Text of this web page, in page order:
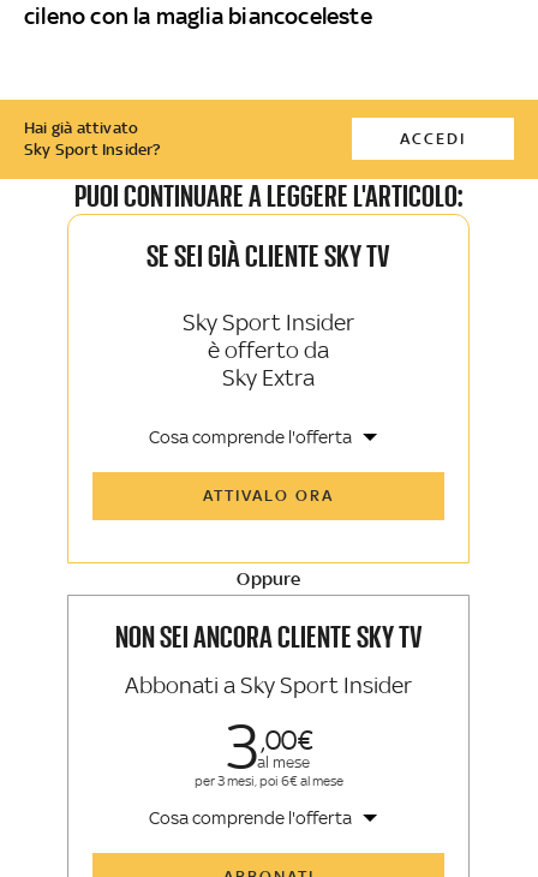
cileno con la maglia biancoceleste
Hai già attivato
Sky Sport Insider?
ACCEDI
PUOI CONTINUARE A LEGGERE L'ARTICOLO:
SE SEI GIÀ CLIENTE SKY TV
Sky Sport Insider
è offerto da
Sky Extra
Cosa comprende l'offerta
Sky TG24 Insider
Sport e Sky TG24
La newsletter esclusiva di Sky Sport
ATTIVALO ORA
Oppure
NON SEI ANCORA CLIENTE SKY TV
Abbonati a Sky Sport Insider
300
al mese
per 3 mesi, poi 6€ al mese
Cosa comprende l'offerta